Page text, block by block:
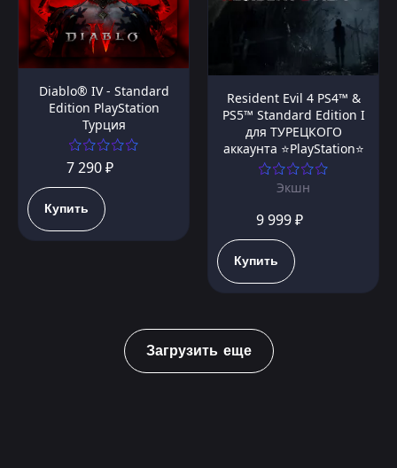
Diablo® IV - Standard
Edition PlayStation
Турция
7 290 ₽
Купить
Resident Evil 4 PS4™ &
PS5™ Standard Edition I
для ТУРЕЦКОГО
аккаунта ⭐PlayStation⭐
Экшн
9 999 ₽
Купить
Загрузить еще